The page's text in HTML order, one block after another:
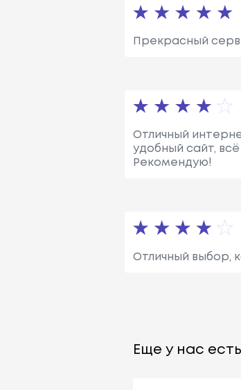
Прекрасный
Отличный
удобный сайт,
Рекомендую!
Отличный выбор,
Еще у нас